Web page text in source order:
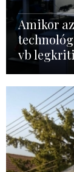
Amikor
vb